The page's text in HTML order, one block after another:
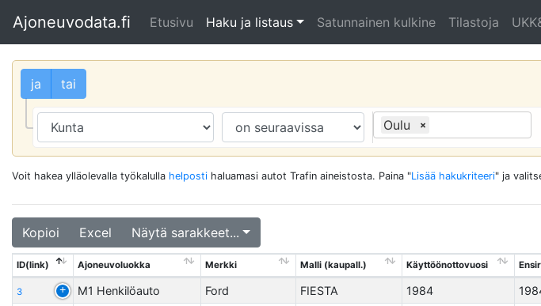
Ajoneuvodata.fi Etusivu Haku ja listaus Satunnainen kulkine Tilastoja
ja tai
Oulu ×
Voit hakea ylläolevalla työkalulla helposti haluamasi autot Trafin aineistosta. Paina "Lisää hakukriteeri" ja
Kopioi Excel Näytä sarakkeet...
ID(link) Ajoneuvoluokka Merkki Malli (kaupall.) Käyttöönottovuosi
3 M1 Henkilöauto Ford FIESTA 1984